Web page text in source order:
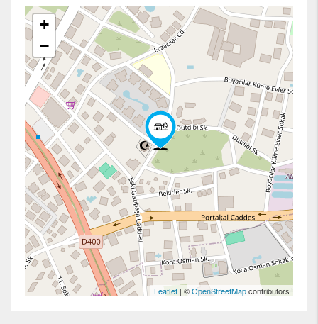
+
−
Leaflet | ©OpenStreetMapcontributors